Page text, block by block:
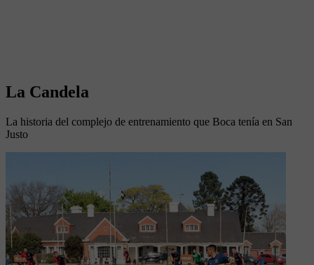
La Candela
La historia del complejo de entrenamiento que Boca tenía en San
Justo